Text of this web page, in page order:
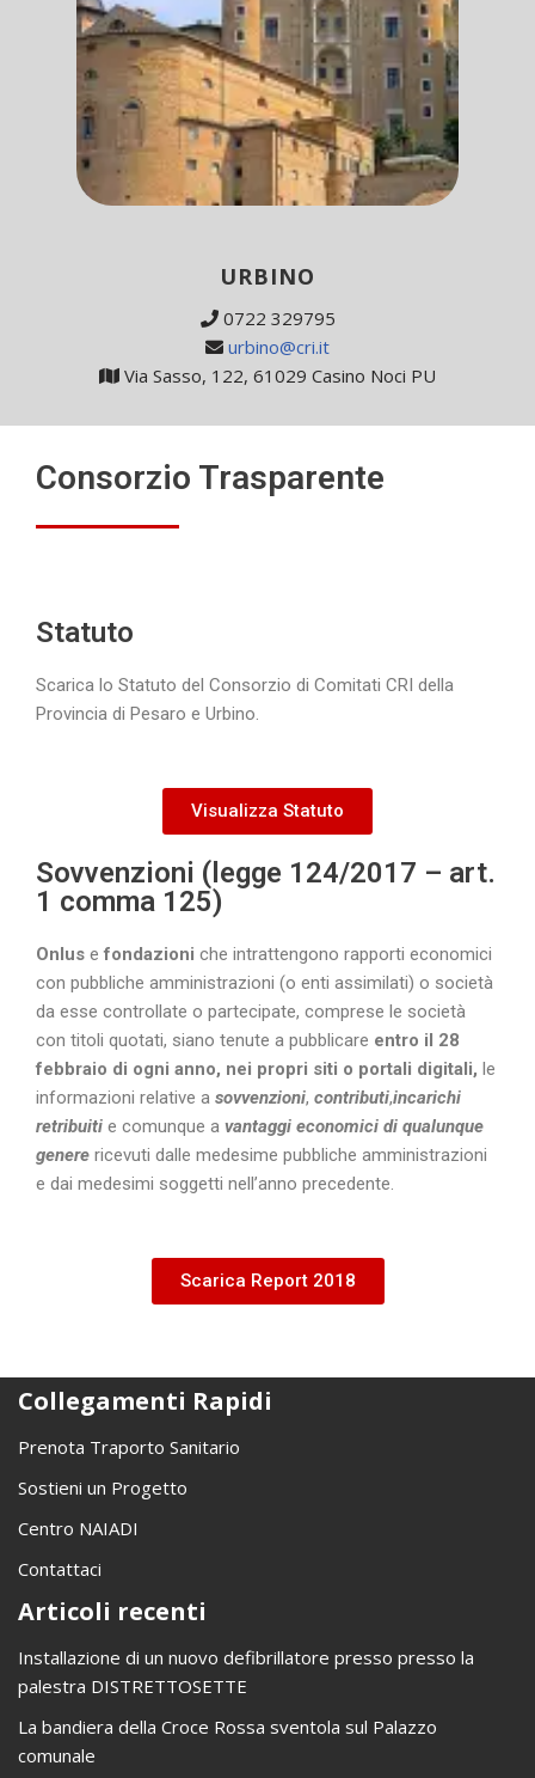
URBINO
0722 329795
urbino@cri.it
Via Sasso, 122, 61029 Casino Noci PU
Consorzio Trasparente
Statuto
Scarica lo Statuto del Consorzio di Comitati CRI della
Provincia di Pesaro e Urbino.
Visualizza Statuto
Sovvenzioni (legge 124/2017 – art.
1 comma 125)
Onlus efondazioni che intrattengono rapporti economici
con pubbliche amministrazioni (o enti assimilati) o società
da esse controllate o partecipate, comprese le società
con titoli quotati, siano tenute a pubblicare entro il 28
febbraio di ogni anno, nei propri siti o portali digitali, le
informazioni relative a sovvenzioni, contributi,incarichi
retribuiti e comunque a vantaggi economici di qualunque
genere ricevuti dalle medesime pubbliche amministrazioni
e dai medesimi soggetti nell’anno precedente.
Scarica Report 2018
Collegamenti Rapidi
Prenota Traporto Sanitario
Sostieni un Progetto
Centro NAIADI
Contattaci
Articoli recenti
Installazione di un nuovo defibrillatore presso presso la
palestra DISTRETTOSETTE
La bandiera della Croce Rossa sventola sul Palazzo
comunale